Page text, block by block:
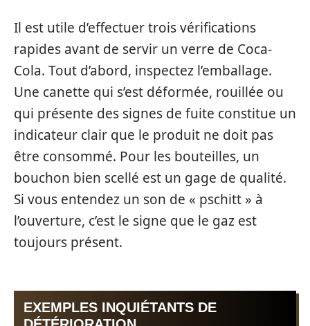
Il est utile d’effectuer trois vérifications
rapides avant de servir un verre de Coca-
Cola. Tout d’abord, inspectez l’emballage.
Une canette qui s’est déformée, rouillée ou
qui présente des signes de fuite constitue un
indicateur clair que le produit ne doit pas
être consommé. Pour les bouteilles, un
bouchon bien scellé est un gage de qualité.
Si vous entendez un son de « pschitt » à
l’ouverture, c’est le signe que le gaz est
toujours présent.
EXEMPLES INQUIÉTANTS DE